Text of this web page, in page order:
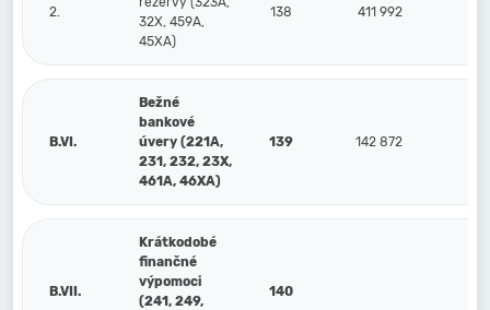
2.
32X, 459A,
45XA)
138 411 992
B.VI.
Bežné
bankové
úvery (221A,
231, 232, 23X,
461A, 46XA)
139 142 872
B.VII.
Krátkodobé
finančné
výpomoci
(241, 249,
140